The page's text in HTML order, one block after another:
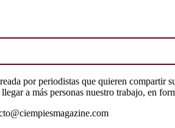
por periodistas que quieren compartir
a más personas nuestro trabajo, en